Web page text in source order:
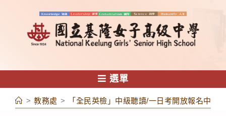
容
選單
> 教務處 > 「全民英檢」中級聽讀/一日考開放報名中，